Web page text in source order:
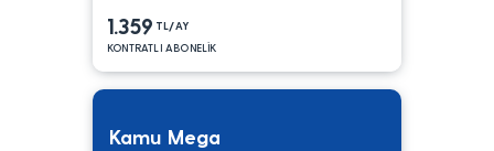
1.359 TL/AY
KONTRATLI ABONELİK
Kamu Mega